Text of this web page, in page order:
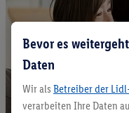
Bevor es
Daten
Wir als Betreiber der
verarbeiten Ihre Daten